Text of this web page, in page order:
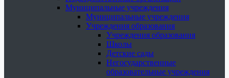
Муниципальные учреждения
Муниципальные учреждения
Учреждения образования
Учреждения образования
Школы
Детские сады
Негосударственные
образовательные учреждения